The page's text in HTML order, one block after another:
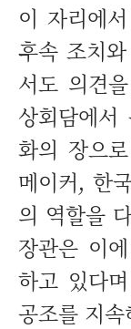
이 자리에
후속 조치
서도 의견
상회담에
화의 장으
메이커, 한
의 역할을
장관은 이
하고 있다
공조를 지